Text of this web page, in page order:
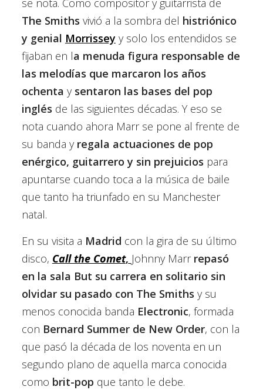
se nota. Como compositor y guitarrista de
The Smiths vivió a la sombra del histriónico
y genial Morrissey y solo los entendidos se
fijaban en la menuda figura responsable de
las melodías que marcaron los años
ochenta y sentaron las bases del pop
inglés de las siguientes décadas. Y eso se
nota cuando ahora Marr se pone al frente de
su banda y regala actuaciones de pop
enérgico, guitarrero y sin prejuicios para
apuntarse cuando toca a la música de baile
que tanto ha triunfado en su Manchester
natal.
En su visita a Madrid con la gira de su último
disco, Call the Comet, Johnny Marr repasó
en la sala But su carrera en solitario sin
olvidar su pasado con The Smiths y su
menos conocida banda Electronic, formada
con Bernard Summer de New Order, con la
que pasó la década de los noventa en un
segundo plano de aquella marca conocida
como brit-pop que tanto le debe.